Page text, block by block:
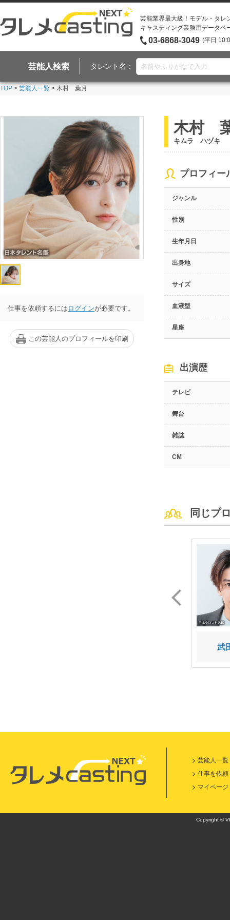
芸能業界最大級！モデル・タレ
キャスティング業務用データベ
03-6868-3049 (平日
芸能人検索 タレント名：
TOP > 芸能人一覧 > 木村 葉月
仕事を依頼するには ログインが必要です。
この芸能人のプロフィールを印刷
木村
キムラ ハヅキ
プロフィー
ジャンル
性別
生年月日
出身地
サイズ
血液型
星座
出演歴
テレビ
舞台
雑誌
CM
同じプ
武
芸能人一覧
仕事を依頼
マイページ
Copyright ©